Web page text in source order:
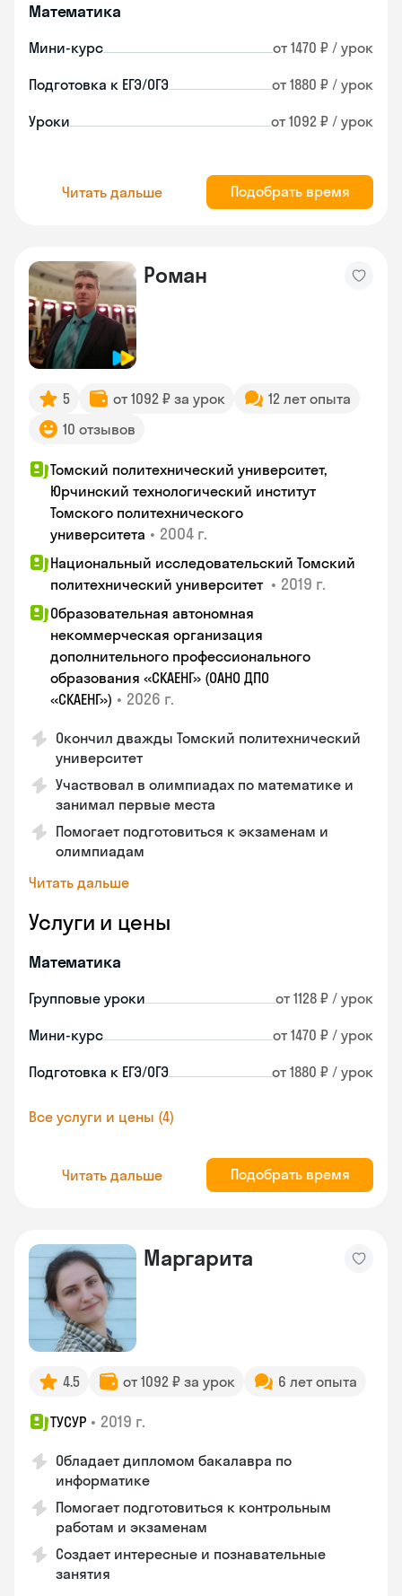
Математика
Мини-курс от 1470 ₽ / урок
Подготовка к ЕГЭ/ОГЭ от 1880 ₽ / урок
Уроки от 1092 ₽ / урок
Читать дальше Подобрать время
Роман
5 от 1092 ₽ за урок
12 лет опыта
10 отзывов
Томский политехнический университет,
Юрчинский технологический институт
Томского политехнического
университета • 2004 г.
Национальный исследовательский Томский
политехнический университет • 2019 г.
Образовательная автономная
некоммерческая организация
дополнительного профессионального
образования «СКАЕНГ» (ОАНО ДПО
«СКАЕНГ») • 2026 г.
Окончил дважды Томский политехнический
университет
Участвовал в олимпиадах по математике и
занимал первые места
Помогает подготовиться к экзаменам и
олимпиадам
Читать дальше
Услуги и цены
Математика
Групповые уроки от 1128 ₽ / урок
Мини-курс от 1470 ₽ / урок
Подготовка к ЕГЭ/ОГЭ от 1880 ₽ / урок
Все услуги и цены (4)
Читать дальше Подобрать время
Маргарита
4.5 от 1092 ₽ за урок 6 лет опыта
ТУСУР • 2019 г.
Обладает дипломом бакалавра по
информатике
Помогает подготовиться к контрольным
работам и экзаменам
Создает интересные и познавательные
занятия